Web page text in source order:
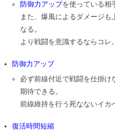
防御力アップを使っている相
また、爆風によるダメージも
なる。
より戦闘を意識するならコレ。
防御力アップ
必ず前線付近で戦闘を仕掛け
期待できる。
前線維持を行う死なないイカ
復活時間短縮